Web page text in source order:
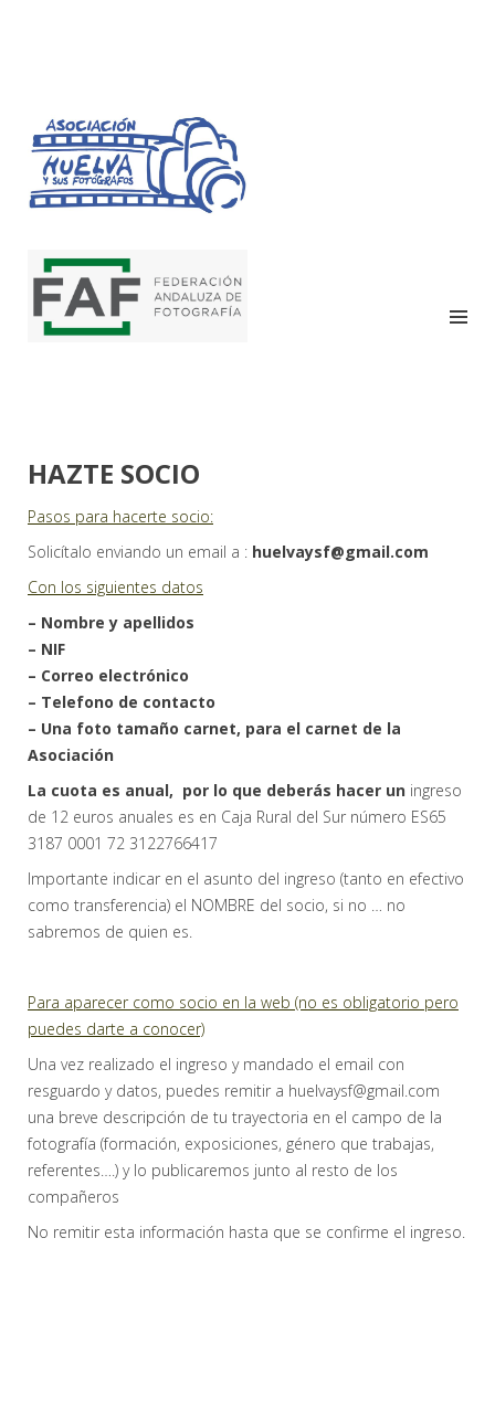
HUELVA Y SUS
FOTÓGRAFOS
HAZTE SOCIO
Pasos para hacerte socio:
Solicítalo enviando un email a : huelvaysf@gmail.com
Con los siguientes datos
– Nombre y apellidos
– NIF
– Correo electrónico
– Telefono de contacto
– Una foto tamaño carnet, para el carnet de la
Asociación
La cuota es anual, por lo que deberás hacer un ingreso
de 12 euros anuales es en Caja Rural del Sur número ES65
3187 0001 72 3122766417
Importante indicar en el asunto del ingreso (tanto en efectivo
como transferencia) el NOMBRE del socio, si no … no
sabremos de quien es.
Para aparecer como socio en la web (no es obligatorio pero
puedes darte a conocer)
Una vez realizado el ingreso y mandado el email con
resguardo y datos, puedes remitir a huelvaysf@gmail.com
una breve descripción de tu trayectoria en el campo de la
fotografía (formación, exposiciones, género que trabajas,
referentes….) y lo publicaremos junto al resto de los
compañeros
No remitir esta información hasta que se confirme el ingreso.